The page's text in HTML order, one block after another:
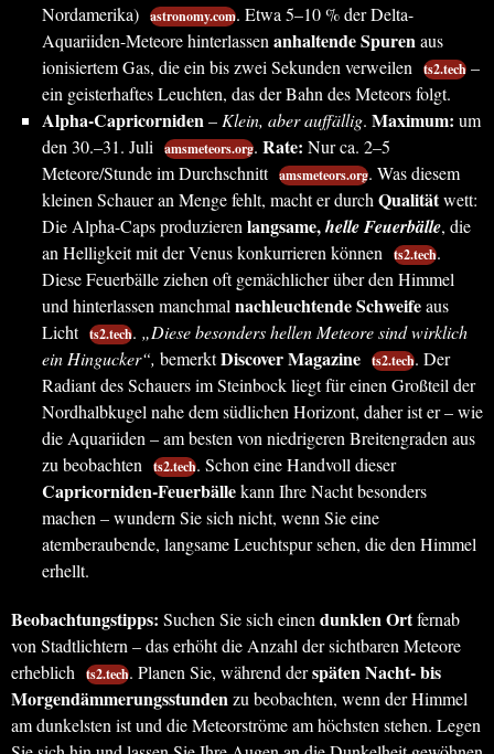
Nordamerika) astronomy.com. Etwa 5–10 % der Delta-
Aquariiden-Meteore hinterlassen anhaltende Spurenaus
ionisiertem Gas, die ein bis zwei Sekunden verweilen
ts2.tech –
ein geisterhaftes Leuchten, das der Bahn des Meteors folgt.
Alpha-Capricorniden– Klein, aber auffällig. Maximum: um
den 30.–31. Juli
amsmeteors.org. Rate: Nur ca. 2–5
Meteore/Stunde im Durchschnitt amsmeteors.org. Was diesem
kleinen Schauer an Menge fehlt, macht er durch Qualitätwett:
Die Alpha-Caps produzieren langsame,helle Feuerbälle, die
an Helligkeit mit der Venus konkurrieren können
ts2.tech.
Diese Feuerbälle ziehen oft gemächlicher über den Himmel
und hinterlassen manchmal nachleuchtende Schweifeaus
Licht ts2.tech. „Diese besonders hellen Meteore sind wirklich
ein Hingucker“, bemerktDiscover Magazine ts2.tech. Der
Radiant des Schauers im Steinbock liegt für einen Großteil der
Nordhalbkugel nahe dem südlichen Horizont, daher ist er – wie
die Aquariiden – am besten von niedrigeren Breitengraden aus
zu beobachten
ts2.tech. Schon eine Handvoll dieser
Capricorniden-Feuerbällekann Ihre Nacht besonders
machen – wundern Sie sich nicht, wenn Sie eine
atemberaubende, langsame Leuchtspur sehen, die den Himmel
erhellt.
Beobachtungstipps: Suchen Sie sich einen dunklen Ortfernab
von Stadtlichtern – das erhöht die Anzahl der sichtbaren Meteore
erheblich
ts2.tech. Planen Sie, während derspäten Nacht- bis
Morgendämmerungsstundenzu beobachten, wenn der Himmel
am dunkelsten ist und die Meteorströme am höchsten stehen. Legen